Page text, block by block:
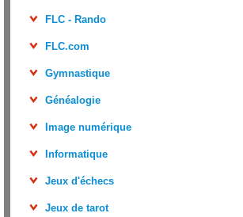
FLC - Rando
FLC.com
Gymnastique
Généalogie
Image numérique
Informatique
Jeux d'échecs
Jeux de tarot